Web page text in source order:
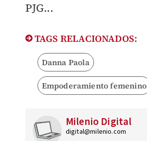
​PJG...
TAGS RELACIONADOS:
Danna Paola
Empoderamiento femenino
Milenio Digital
digital@milenio.com